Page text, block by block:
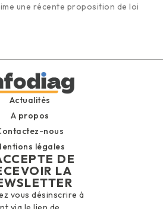
une récente proposition de loi
Actualités
A propos
nous
légales
DE
LA
vous désinscrire à